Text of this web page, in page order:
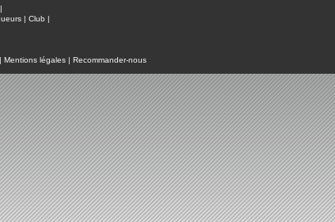
|
| Club |
| Mentions légales | Recommander-nous